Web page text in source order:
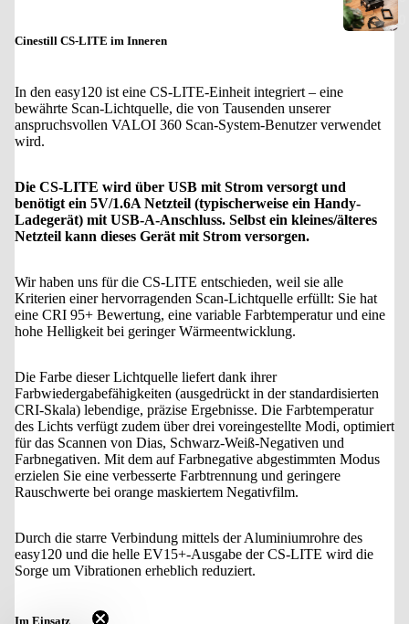
Cinestill CS-LITE im Inneren
In den easy120 ist eine CS-LITE-Einheit integriert – eine
bewährte Scan-Lichtquelle, die von Tausenden unserer
anspruchsvollen VALOI 360 Scan-System-Benutzer verwendet
wird.
Die CS-LITE wird über USB mit Strom versorgt und
benötigt ein 5V/1.6A Netzteil (typischerweise ein Handy-
Ladegerät) mit USB-A-Anschluss. Selbst ein kleines/älteres
Netzteil kann dieses Gerät mit Strom versorgen.
Wir haben uns für die CS-LITE entschieden, weil sie alle
Kriterien einer hervorragenden Scan-Lichtquelle erfüllt: Sie hat
eine CRI 95+ Bewertung, eine variable Farbtemperatur und eine
hohe Helligkeit bei geringer Wärmeentwicklung.
Die Farbe dieser Lichtquelle liefert dank ihrer
Farbwiedergabefähigkeiten (ausgedrückt in der standardisierten
CRI-Skala) lebendige, präzise Ergebnisse. Die Farbtemperatur
des Lichts verfügt zudem über drei voreingestellte Modi, optimiert
für das Scannen von Dias, Schwarz-Weiß-Negativen und
Farbnegativen. Mit dem auf Farbnegative abgestimmten Modus
erzielen Sie eine verbesserte Farbtrennung und geringere
Rauschwerte bei orange maskiertem Negativfilm.
Durch die starre Verbindung mittels der Aluminiumrohre des
easy120 und die helle EV15+-Ausgabe der CS-LITE wird die
Sorge um Vibrationen erheblich reduziert.
Im Einsatz